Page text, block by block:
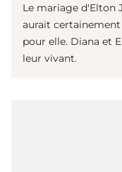
Le mariage d'Elton
aurait
pour elle. Diana et
leur vivant.